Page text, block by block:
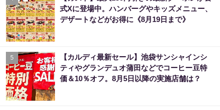
式Xに登場中。ハンバーグやキッズメニュー、
デザートなどがお得に《8月19日まで》
5
【カルディ最新セール】池袋サンシャインシ
ティやグランデュオ蒲田などでコーヒー豆特
価＆10％オフ。8月5日以降の実施店舗は？